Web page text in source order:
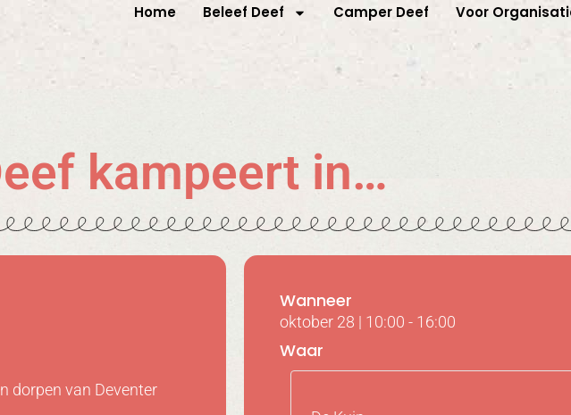
Home Beleef Deef Camper Deef Voor
kampeert in…
dorpen van Deventer
Wanneer
oktober 28 | 10:00 - 16:00
Waar